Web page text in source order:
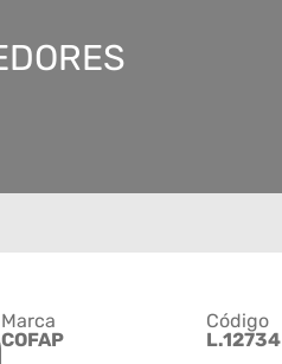
Marca
COFAP
Código
L.12734